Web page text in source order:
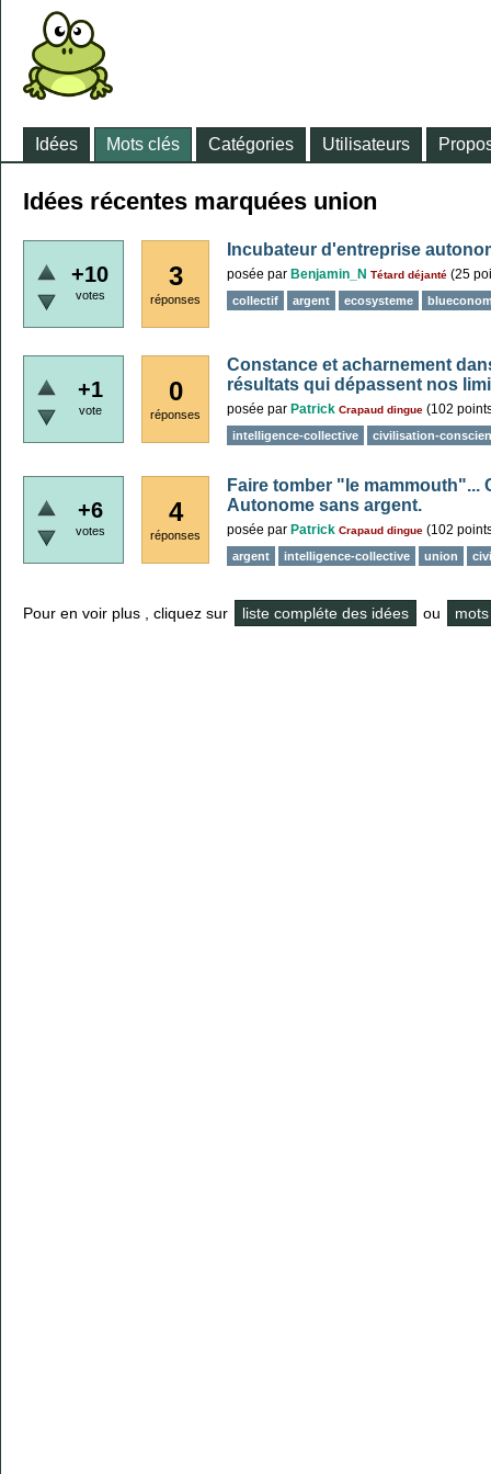
Idées Mots clés Catégories Utilisateurs
Idées récentes marquées union
+10
votes
3
réponses
Incubateur d'entreprise
posée par Benjamin_N Tétard déjanté (25
collectif argent ecosysteme
+1
vote
0
réponses
Constance et acharnement
résultats qui dépassent nos
posée par Patrick Crapaud dingue (102
intelligence-collective civilisation-
+6
votes
4
réponses
Faire tomber "le mammouth"...
Autonome sans argent.
posée par Patrick Crapaud dingue (102
argent intelligence-collective union
Pour en voir plus , cliquez sur liste compléte des idées ou